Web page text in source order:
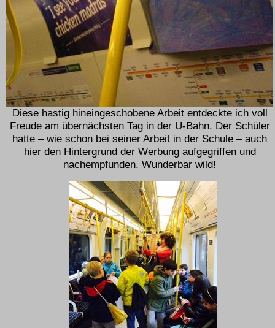
Diese hastig hineingeschobene Arbeit entdeckte ich voll
Freude am übernächsten Tag in der U-Bahn. Der Schüler
hatte – wie schon bei seiner Arbeit in der Schule – auch
hier den Hintergrund der Werbung aufgegriffen und
nachempfunden. Wunderbar wild!